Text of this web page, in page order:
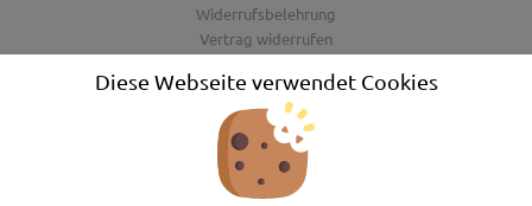
Diese Webseite verwendet Cookies
Widerrufsbelehrung
Vertrag widerrufen
Barrierefreiheitserklärung
Wir freuen uns, Sie im AutoShop Wimmer in Passau zu begrüßen. Wir